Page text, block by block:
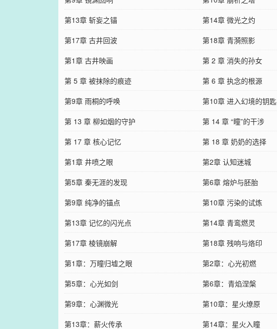
第13章 斩妄之锚
第14章 微光之灼
第17章 古井回波
第18章 青漪照影
第1章 古井映画
第 2 章 消失的孙女
第 5 章 被抹除的痕迹
第 6 章 执念的根源
第9章 雨桐的呼唤
第10章 进入幻境的钥匙
第 13 章 柳如烟的守护
第 14 章 “瞳”的干涉
第 17 章 核心记忆
第 18 章 奶奶的选择
第1章 井喷之眼
第2章 认知迷城
第5章 秦无涯的发现
第6章 熔炉与胚胎
第9章 纯净的锚点
第10章 污染的试炼
第13章 记忆的闪光点
第14章 青鸾燃灵
第17章 棱镜崩解
第18章 残响与烙印
第1章：万瞳归墟之眼
第2章：心光初燃
第5章：心光如剑
第6章：青焰涅槃
第9章：心渊微光
第10章：星火燎原
第13章：薪火传承
第14章：星火入瞳